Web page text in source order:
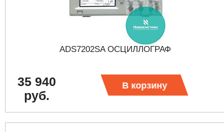
ADS7202SA ОСЦИЛЛОГРАФ
35 940
руб.
В корзину